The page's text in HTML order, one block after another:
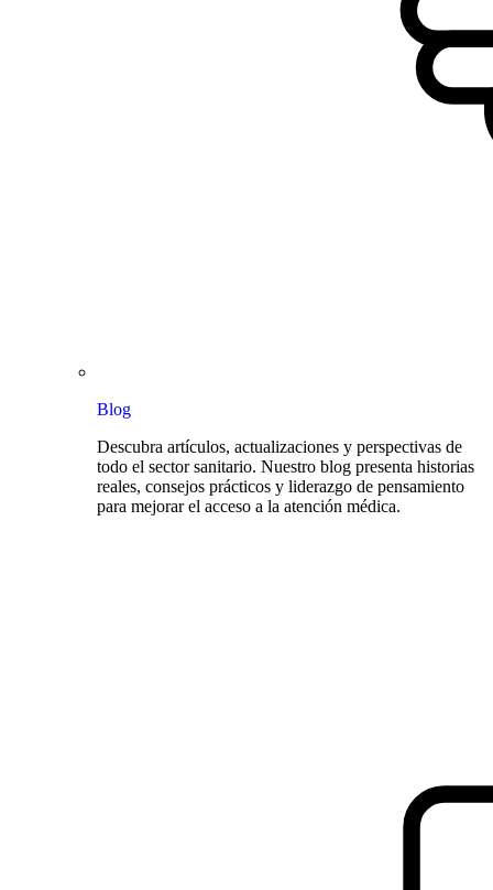
Blog
Descubra artículos, actualizaciones y perspectivas de
todo el sector sanitario. Nuestro blog presenta historias
reales, consejos prácticos y liderazgo de pensamiento
para mejorar el acceso a la atención médica.